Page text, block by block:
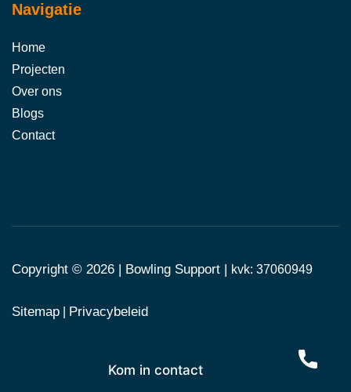
Kom in contact
Navigatie
Home
Projecten
Over ons
Blogs
Contact
Copyright © 2026 | Bowling Support | kvk: 37060949
Sitemap Privacybeleid